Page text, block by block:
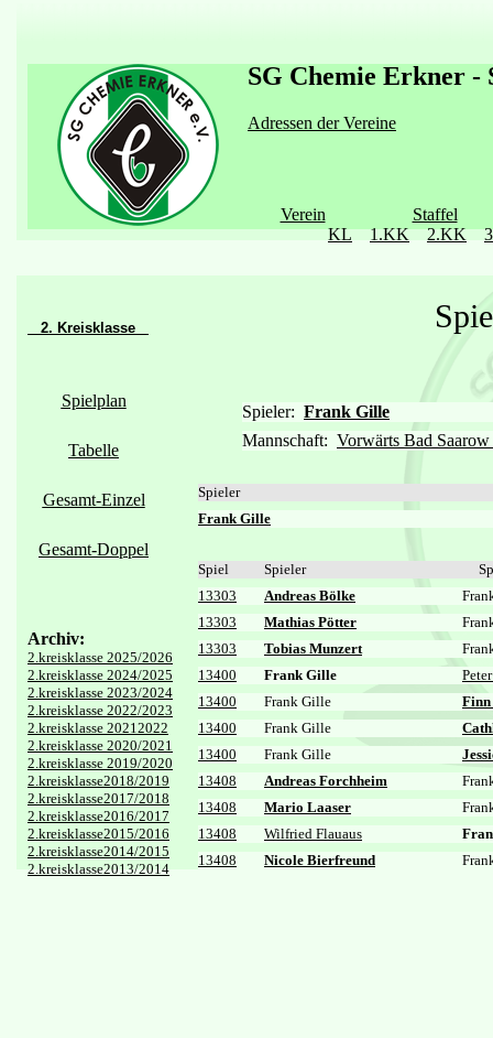
SG Chemie Erkner -
Adressen der Vereine
Verein
Staffel
KL
1.KK 2.KK
2. Kreisklasse
Spielplan
Tabelle
Gesamt-Einzel
Gesamt-Doppel
Archiv:
2.kreisklasse 2025/2026
2.kreisklasse 2024/2025
2.kreisklasse 2023/2024
2.kreisklasse 2022/2023
2.kreisklasse 20212022
2.kreisklasse 2020/2021
2.kreisklasse 2019/2020
2.kreisklasse2018/2019
2.kreisklasse2017/2018
2.kreisklasse2016/2017
2.kreisklasse2015/2016
2.kreisklasse2014/2015
2.kreisklasse2013/2014
Spieler: Frank Gille
Mannschaft: Vorwärts Bad
Spieler
Frank Gille
Spiel Spieler
13303
Andreas Bölke
13303
Mathias Pötter
13303
Tobias Munzert
13400
Frank Gille
13400
Frank Gille
Finn
13400
Frank Gille
13400
Frank Gille
13408
Andreas Forchheim
13408
Mario Laaser
13408
Wilfried Flauaus
13408
Nicole Bierfreund